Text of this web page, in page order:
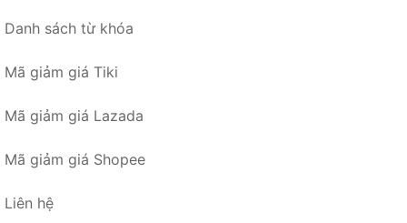
Danh sách từ khóa
Mã giảm giá Tiki
Mã giảm giá Lazada
Mã giảm giá Shopee
Liên hệ